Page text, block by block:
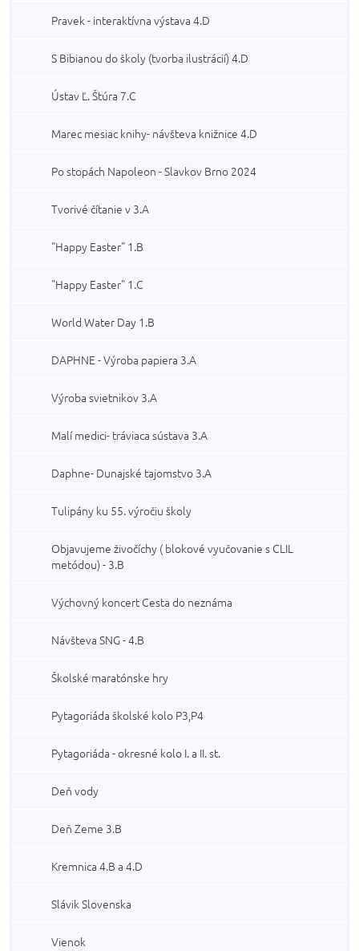
Pravek - interaktívna výstava 4.D
S Bibianou do školy (tvorba ilustrácií) 4.D
Ústav Ľ. Štúra 7.C
Marec mesiac knihy- návšteva knižnice 4.D
Po stopách Napoleon - Slavkov Brno 2024
Tvorivé čítanie v 3.A
"Happy Easter" 1.B
"Happy Easter" 1.C
World Water Day 1.B
DAPHNE - Výroba papiera 3.A
Výroba svietnikov 3.A
Malí medici- tráviaca sústava 3.A
Daphne- Dunajské tajomstvo 3.A
Tulipány ku 55. výročiu školy
Objavujeme živočíchy ( blokové vyučovanie s CLIL
metódou) - 3.B
Výchovný koncert Cesta do neznáma
Návšteva SNG - 4.B
Školské maratónske hry
Pytagoriáda školské kolo P3,P4
Pytagoriáda - okresné kolo I. a II. st.
Deň vody
Deň Zeme 3.B
Kremnica 4.B a 4.D
Slávik Slovenska
Vienok